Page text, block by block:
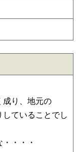
成り、地元の
ていることでし
・・・